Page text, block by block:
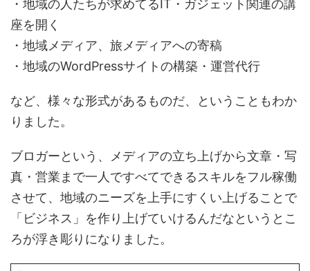
・地域の人たちが求めてるIT・ガジェット関連の講
座を開く
・地域メディア、旅メディアへの寄稿
・地域のWordPressサイトの構築・運営代行
など、様々な形式があるものだ、ということもわか
りました。
ブロガーという、メディアの立ち上げから文章・写
真・営業まで一人ですべてできるスキルをフル稼働
させて、地域のニーズを上手にすくい上げることで
「ビジネス」を作り上げていけるんだなというとこ
ろが浮き彫りになりました。